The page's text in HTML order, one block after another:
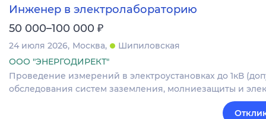
Инженер в электролабораторию
50 000–100 000 ₽
24 июля 2026 Москва
Шипиловская
ООО "ЭНЕРГОДИРЕКТ"
Проведение измерений в электроустановках до 1кВ
обследования систем заземления, молниезащиты и